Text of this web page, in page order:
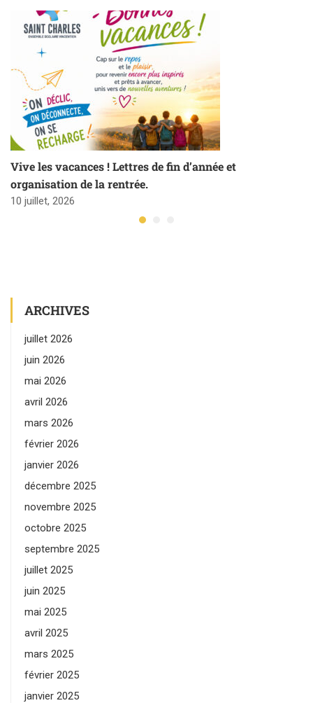
Vive les vacances ! Lettres de fin d’année et
organisation de la rentrée.
10 juillet, 2026
ARCHIVES
juillet 2026
juin 2026
mai 2026
avril 2026
mars 2026
février 2026
janvier 2026
décembre 2025
novembre 2025
octobre 2025
septembre 2025
juillet 2025
juin 2025
mai 2025
avril 2025
mars 2025
février 2025
janvier 2025